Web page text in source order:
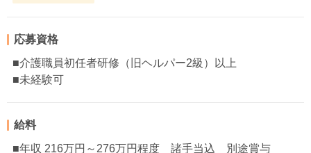
応募資格
■介護職員初任者研修（旧ヘルパー2級）以上
■未経験可
給料
■年収 216万円～276万円程度 諸手当込 別途賞与